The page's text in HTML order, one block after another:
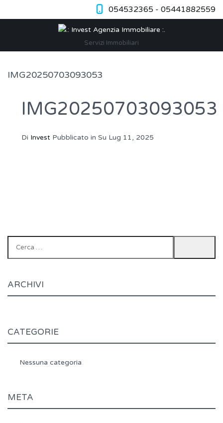
054532365 - 05441882559
Servizi Immobiliari
IMG20250703093053
IMG20250703093053
Di Invest Pubblicato in Su Lug 11, 2025
ARCHIVI
CATEGORIE
Nessuna categoria
META